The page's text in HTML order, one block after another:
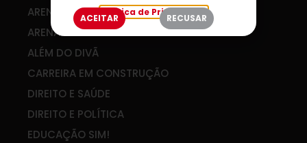
ARENA DE IDEIAS
ARENA DIGITAL
ALÉM DO DIVÃ
CARREIRA EM CONSTRUÇÃO
DIREITO E SAÚDE
DIREITO E POLÍTICA
EDUCAÇÃO SIM!
Política de Privacidade
ACEITAR RECUSAR